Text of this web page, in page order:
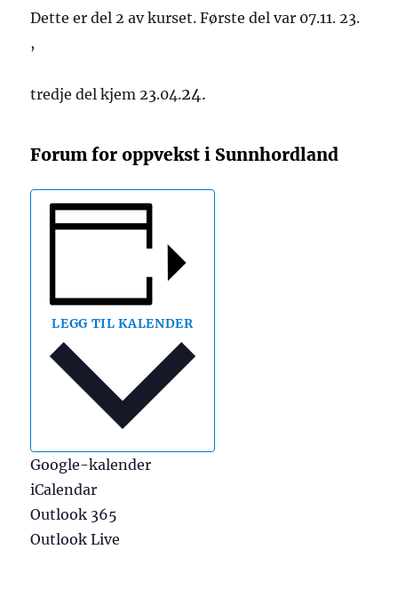
Dette er del 2 av kurset. Første del var 07.11. 23.
,
tredje del kjem 23.04.24.
Forum for oppvekst i Sunnhordland
LEGG TIL KALENDER
Google-kalender
iCalendar
Outlook 365
Outlook Live